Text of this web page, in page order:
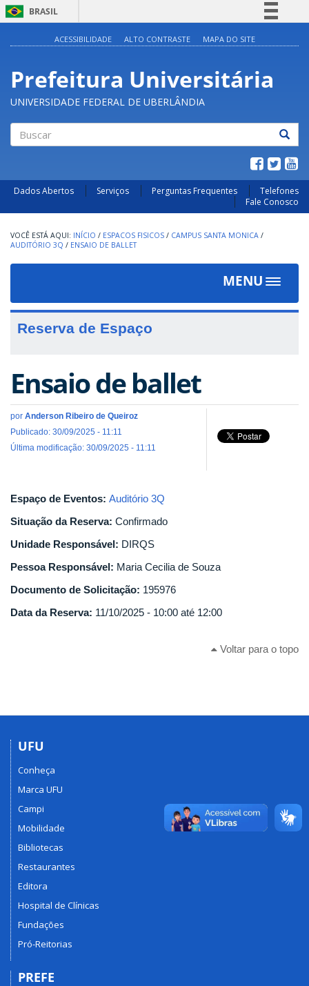
BRASIL
Participe
Acesso à informação
ACESSIBILIDADE ALTO CONTRASTE MAPA DO SITE
Prefeitura Universitária
UNIVERSIDADE FEDERAL DE UBERLÂNDIA
Dados Abertos Serviços Perguntas Frequentes
Telefones
Fale Conosco
INÍCIO / ESPACOS FISICOS / CAMPUS SANTA MONICA /
AUDITÓRIO 3Q / ENSAIO DE BALLET
MENU
Toggle
Reserva de Espaço
Ensaio de ballet
por Anderson Ribeiro de Queiroz
Publicado: 30/09/2025 - 11:11
Última modificação: 30/09/2025 - 11:11
Espaço de Eventos: Auditório 3Q
Situação da Reserva: Confirmado
Unidade Responsável: DIRQS
Pessoa Responsável: Maria Cecilia de Souza
Documento de Solicitação: 195976
Data da Reserva: 11/10/2025 - 10:00 até 12:00
Voltar para o topo
UFU
Conheça
Marca UFU
Campi
Mobilidade
Bibliotecas
Restaurantes
Editora
Hospital de Clínicas
Fundações
Pró-Reitorias
PREFE